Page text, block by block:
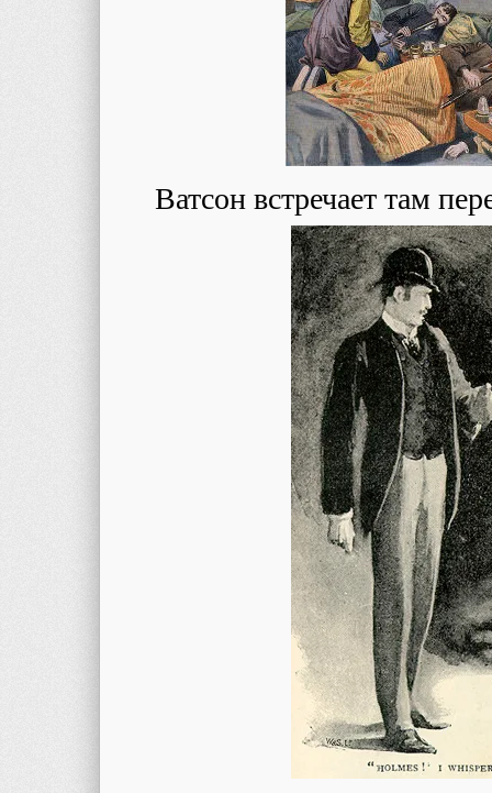
Ватсон встречает там